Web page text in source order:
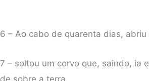
6 – Ao cabo de quarenta dias,
7 – soltou um corvo que, saindo, ia
de sobre a terra.